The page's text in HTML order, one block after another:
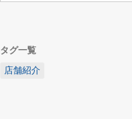
タグ一覧
店舗紹介